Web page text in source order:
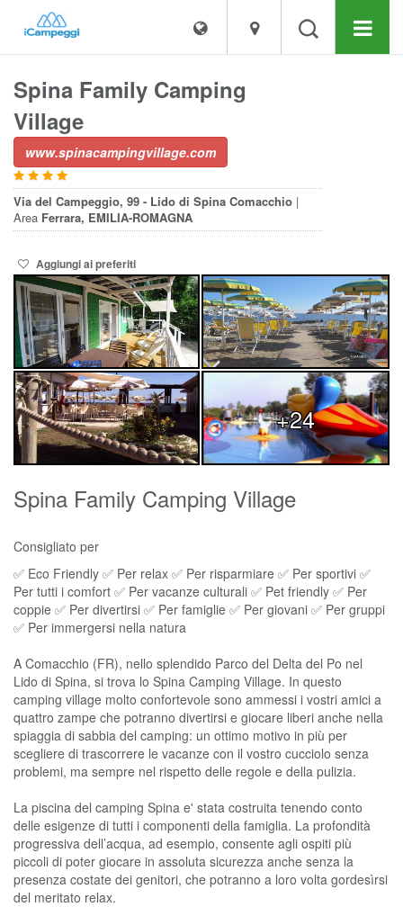
Spina Family Camping
Village
www.spinacampingvillage.com
Via del Campeggio, 99 - Lido di Spina Comacchio |
Area Ferrara, EMILIA-ROMAGNA
Aggiungi ai preferiti
+24
Spina Family Camping Village
Consigliato per
✅ Eco Friendly ✅ Per relax ✅ Per risparmiare ✅ Per sportivi ✅
Per tutti i comfort ✅ Per vacanze culturali ✅ Pet friendly ✅ Per
coppie ✅ Per divertirsi ✅ Per famiglie ✅ Per giovani ✅ Per gruppi
✅ Per immergersi nella natura
A Comacchio (FR), nello splendido Parco del Delta del Po nel
Lido di Spina, si trova lo Spina Camping Village. In questo
camping village molto confortevole sono ammessi i vostri amici a
quattro zampe che potranno divertirsi e giocare liberi anche nella
spiaggia di sabbia del camping: un ottimo motivo in più per
scegliere di trascorrere le vacanze con il vostro cucciolo senza
problemi, ma sempre nel rispetto delle regole e della pulizia.
La piscina del camping Spina e' stata costruita tenendo conto
delle esigenze di tutti i componenti della famiglia. La profondità
progressiva dell’acqua, ad esempio, consente agli ospiti più
piccoli di poter giocare in assoluta sicurezza anche senza la
presenza costate dei genitori, che potranno a loro volta gordesìrsi
del meritato relax.